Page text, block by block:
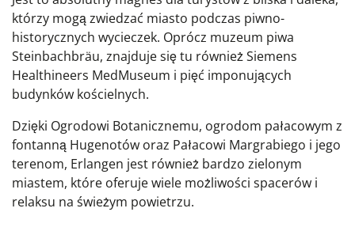
którzy mogą zwiedzać miasto podczas piwno-
historycznych wycieczek. Oprócz muzeum piwa
Steinbachbräu, znajduje się tu również Siemens
Healthineers MedMuseum i pięć imponujących
budynków kościelnych.
Dzięki Ogrodowi Botanicznemu, ogrodom pałacowym z
fontanną Hugenotów oraz Pałacowi Margrabiego i jego
terenom, Erlangen jest również bardzo zielonym
miastem, które oferuje wiele możliwości spacerów i
relaksu na świeżym powietrzu.